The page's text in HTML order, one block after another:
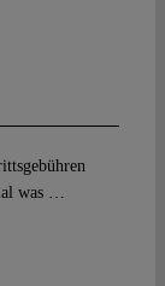
was …